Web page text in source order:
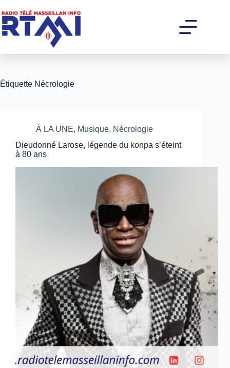
au
contenu
Étiquette Nécrologie
À LA UNE, Musique, Nécrologie
Dieudonné Larose, légende du konpa s’éteint
à 80 ans